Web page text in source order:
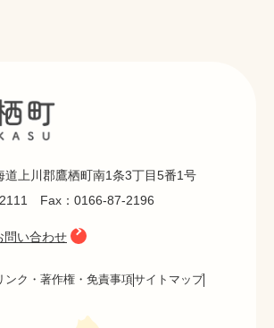
道上川郡鷹栖町南1条3丁目5番1号
Fax：0166-87-2196
問い合わせ
ンク・著作権・免責事項サイトマップ